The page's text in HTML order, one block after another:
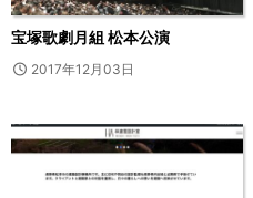
宝塚歌劇月組 松本公演
2017年12月03日